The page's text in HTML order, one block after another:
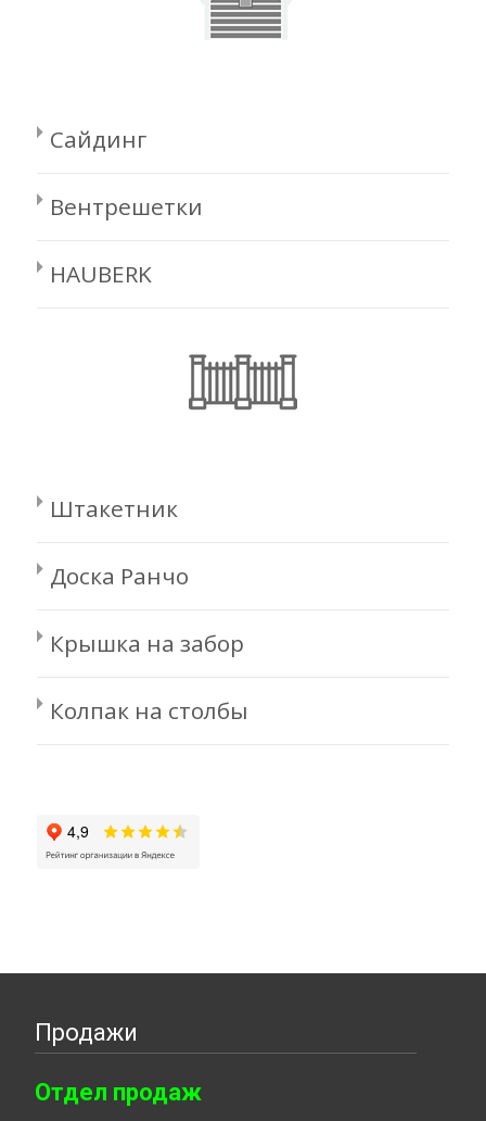
Сайдинг
Вентрешетки
HAUBERK
Штакетник
Доска Ранчо
Крышка на забор
Колпак на столбы
Продажи
Отдел продаж